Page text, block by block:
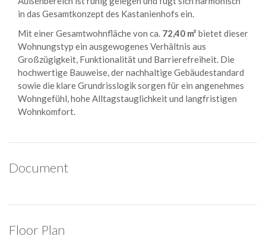
in das Gesamtkonzept des Kastanienhofs ein.
Mit einer Gesamtwohnfläche von ca. 72,40 m² bietet dieser
Wohnungstyp ein ausgewogenes Verhältnis aus
Großzügigkeit, Funktionalität und Barrierefreiheit. Die
hochwertige Bauweise, der nachhaltige Gebäudestandard
sowie die klare Grundrisslogik sorgen für ein angenehmes
Wohngefühl, hohe Alltagstauglichkeit und langfristigen
Wohnkomfort.
Document
Floor Plan